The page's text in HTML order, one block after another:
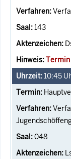
143
Termin
10:45
048